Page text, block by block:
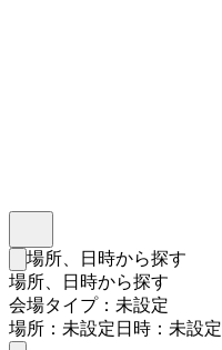
検索フォームを閉じる
場所、日時から探す
場所、日時から探す
会場タイプ：未設定
場所：未設定日時：未設定